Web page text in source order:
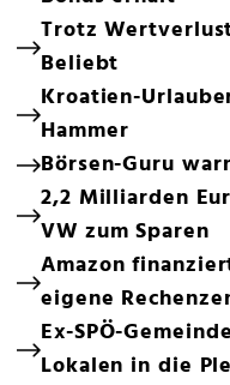
Trotz
Beliebt
Kroatien-
Hammer
Börsen-Guru
2,2 Milliarden
VW zum Sparen
Amazon
eigene
Ex-SPÖ-
Lokalen in die